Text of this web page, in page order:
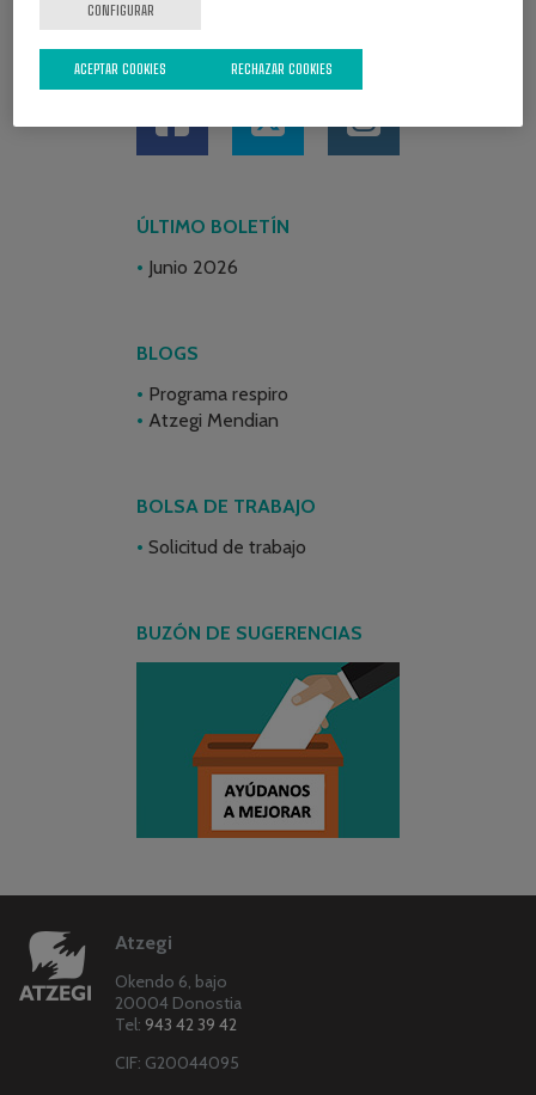
REDES SOCIALES
ÚLTIMO BOLETÍN
Junio 2026
BLOGS
Programa respiro
Atzegi Mendian
BOLSA DE TRABAJO
Solicitud de trabajo
BUZÓN DE SUGERENCIAS
Atzegi
Okendo 6, bajo
20004 Donostia
Tel: 943 42 39 42
CIF: G20044095
CONFIGURAR
RECHAZAR COOKIES
ACEPTAR COOKIES